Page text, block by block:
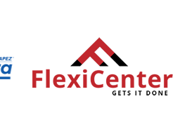
22 mm
podwójne do rąbka stojącego 250 mm